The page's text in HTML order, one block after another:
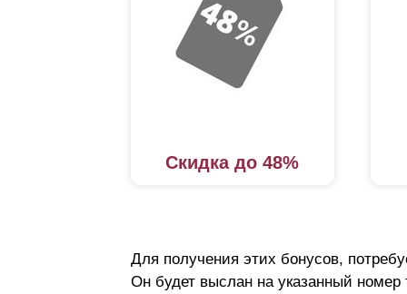
Скидка до 48%
Для получения этих бонусов,
Он будет выслан на указанный номер